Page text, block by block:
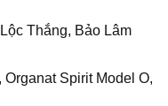
Thắng, Bảo Lâm
Spirit Model O,